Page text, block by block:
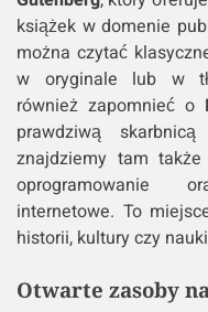
książek w domenie
można czytać
w oryginale lub w
również zapomnieć o
prawdziwą
znajdziemy tam
oprogramowanie
internetowe. To
historii, kultury czy
Otwarte zasoby